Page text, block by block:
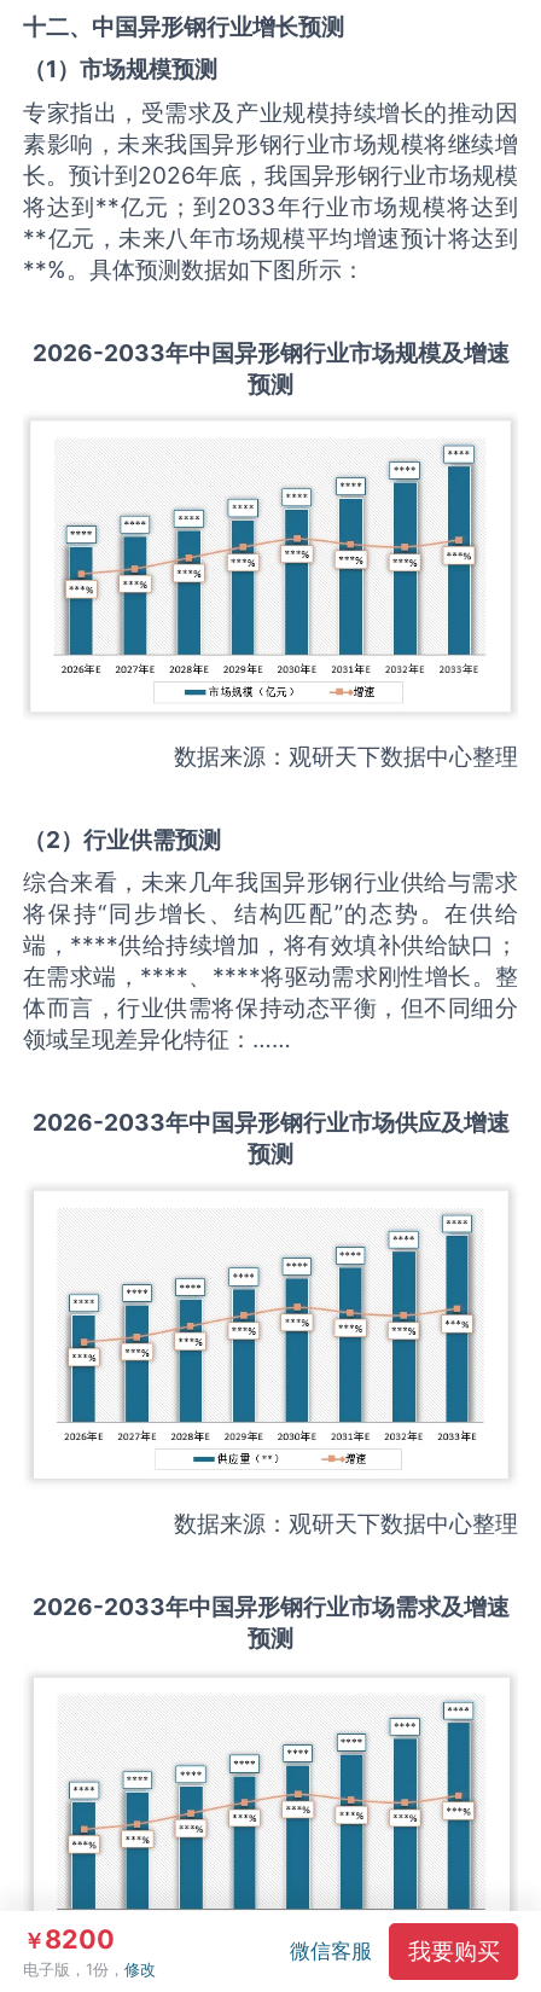
十二、中国异形钢行业增长预测
（1）市场规模预测
专家指出，受需求及产业规模持续增长的推动因
素影响，未来我国异形钢行业市场规模将继续增
长。预计到2026年底，我国异形钢行业市场规模
将达到**亿元；到2033年行业市场规模将达到
**亿元，未来八年市场规模平均增速预计将达到
**%。具体预测数据如下图所示：
2026-2033年中国异形钢行业市场规模及增速
预测
数据来源：观研天下数据中心整理
（2）行业供需预测
综合来看，未来几年我国异形钢行业供给与需求
将保持“同步增长、结构匹配”的态势。在供给
端，****供给持续增加，将有效填补供给缺口；
在需求端，****、****将驱动需求刚性增长。整
体而言，行业供需将保持动态平衡，但不同细分
领域呈现差异化特征：……
2026-2033年中国异形钢行业市场供应及增速
预测
数据来源：观研天下数据中心整理
2026-2033年中国异形钢行业市场需求及增速
预测
￥8200
电子版，1份，修改
微信客服 我要购买